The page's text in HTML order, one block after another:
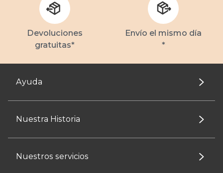
Devoluciones
gratuitas*
Envío el mismo día
*
Ayuda
Nuestra Historia
Nuestros servicios